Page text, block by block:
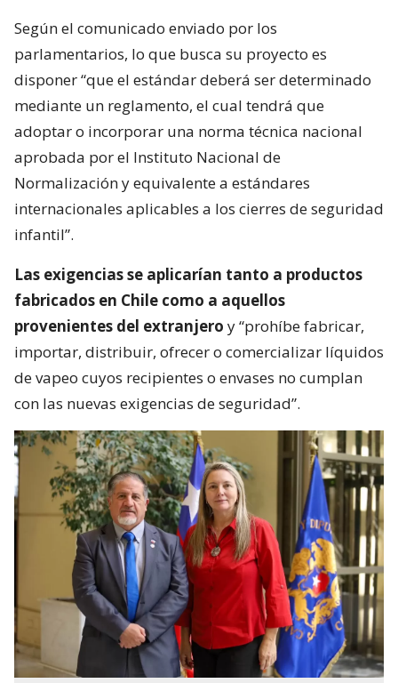
Según el comunicado enviado por los
parlamentarios, lo que busca su proyecto es
disponer “que el estándar deberá ser determinado
mediante un reglamento, el cual tendrá que
adoptar o incorporar una norma técnica nacional
aprobada por el Instituto Nacional de
Normalización y equivalente a estándares
internacionales aplicables a los cierres de seguridad
infantil”.
Las exigencias se aplicarían tanto a productos
fabricados en Chile como a aquellos
provenientes del extranjero y “prohíbe fabricar,
importar, distribuir, ofrecer o comercializar líquidos
de vapeo cuyos recipientes o envases no cumplan
con las nuevas exigencias de seguridad”.